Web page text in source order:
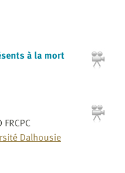
à la mort
Dalhousie